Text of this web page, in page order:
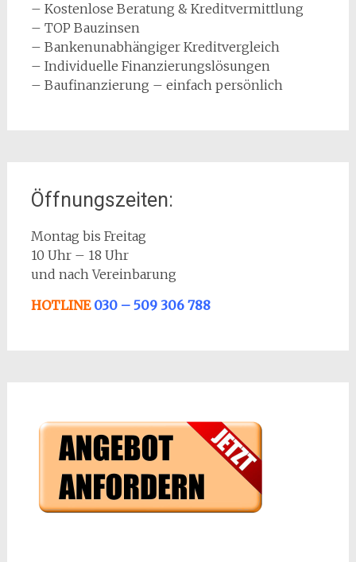
– Kostenlose Beratung & Kreditvermittlung
– TOP Bauzinsen
– Bankenunabhängiger Kreditvergleich
– Individuelle Finanzierungslösungen
– Baufinanzierung – einfach persönlich
Öffnungszeiten:
Montag bis Freitag
10 Uhr – 18 Uhr
und nach Vereinbarung
HOTLINE 030 – 509 306 788